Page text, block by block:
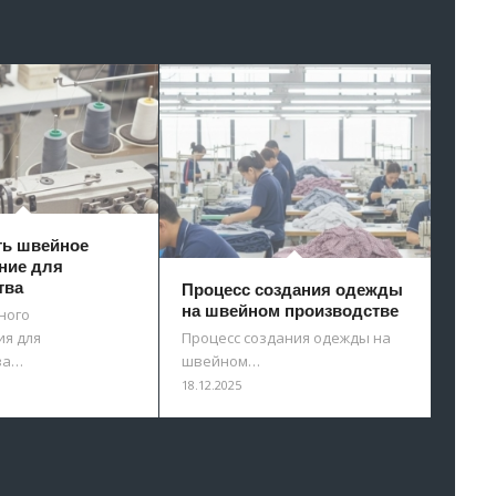
швейное
для
для
Процесс создания одежды
на швейном производстве
Процесс создания одежды на
швейном…
18.12.2025